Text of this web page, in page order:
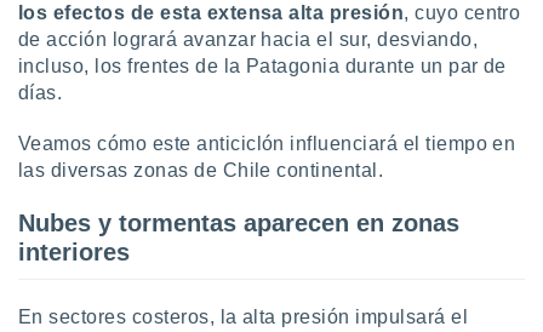
de que
se
para
ni para
o
los efectos de esta extensa alta presión, cuyo centro
de acción logrará avanzar hacia el sur, desviando,
incluso, los frentes de la Patagonia durante un par de
días.
Veamos cómo este anticiclón influenciará el tiempo en
las diversas zonas de Chile continental.
Nubes y tormentas aparecen en zonas
interiores
En sectores costeros, la alta presión impulsará el